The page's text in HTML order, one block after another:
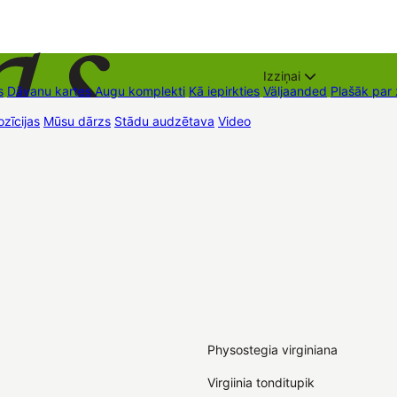
Dāvanu kartes Augu komplekti Kā iepirkties
Izziņai
Väljaanded Plašāk par
Mūsu dārzs Stādu audzētava Video
Physostegia virginiana
Virgiinia tonditupik